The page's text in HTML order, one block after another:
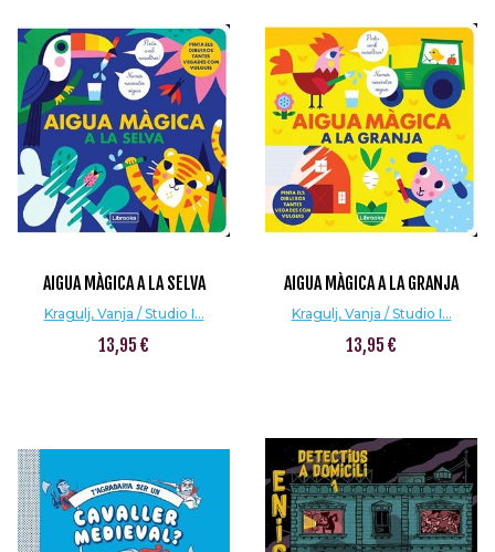
AIGUA MÀGICA A LA SELVA
Kragulj, Vanja / Studio I...
13,95 €
AIGUA MÀGICA A LA GRANJA
Kragulj, Vanja / Studio I...
13,95 €